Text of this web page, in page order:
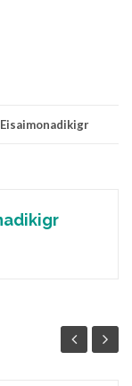
Eisaimonadikigr